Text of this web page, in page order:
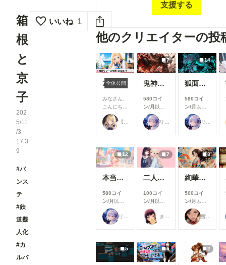
箱
根
と
京
子
202
5/11
/3
17:3
9
#バ
ンス
テ
#鉄
道擬
人化
#カ
ルバ
いいね 1
支援する
他のクリエイターの投
7月リリース新機能情報
全体公開
みなさん、
こんにち
は！🌟 今
回は、7月
に実施した
アップデー
ト内容をご
紹介しま
は新機能の
も、みなさ
んにより快
適にご利用
いただける
すさを中心
とした改善
を行いまし
【公式】ちちぷいちゃん
7
鬼神装甲・震天の金棒
580コイ
ン/月 以上
支援すると
見ることが
できます
リンファ75
14
狐面の忍者ガール
580コイ
ン/月 以上
支援すると
見ることが
できます
リンファ75
12
本当にアイスみたいに溶けている女の子
580コイ
ン/月 以上
支援すると
見ることが
できます
リンファ75
7
二人のJK362～368
100コイ
ン/月 以上
支援すると
見ることが
できます
まーるの別荘
8
絢華幻姫 壱
500コイ
ン/月 以上
支援すると
見ることが
できます
蜜華
5 5 2